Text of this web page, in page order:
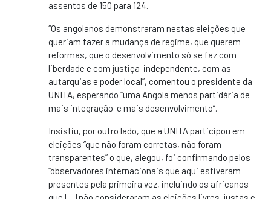
assentos de 150 para 124.
“Os angolanos demonstraram nestas eleições que
queriam fazer a mudança de regime, que querem
reformas, que o desenvolvimento só se faz com
liberdade e com justiça independente, com as
autarquias e poder local”, comentou o presidente da
UNITA, esperando “uma Angola menos partidária de
mais integração e mais desenvolvimento”.
Insistiu, por outro lado, que a UNITA participou em
eleições “que não foram corretas, não foram
transparentes” o que, alegou, foi confirmando pelos
“observadores internacionais que aqui estiveram
presentes pela primeira vez, incluindo os africanos